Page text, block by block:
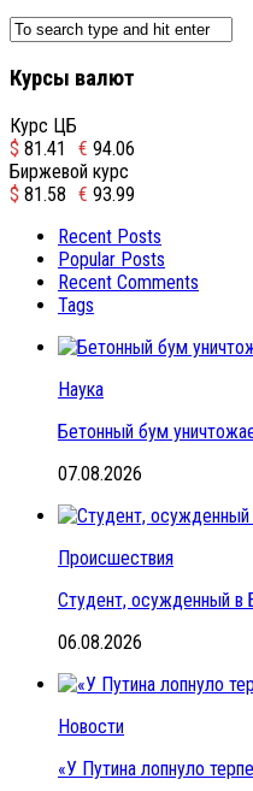
Курсы валют
Курс ЦБ
$ 81.41 € 94.06
Биржевой курс
$ 81.58 € 93.99
Recent Posts
Popular Posts
Recent Comments
Tags
Наука
Бетонный бум
07.08.2026
Происшествия
Студент, осужденный в
06.08.2026
Новости
«У Путина лопнуло